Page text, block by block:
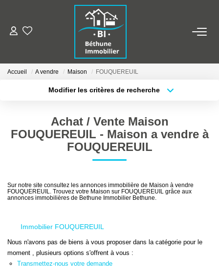
ALERTE MAILS
Qui Sommes Nous
Nos Contacts
Nos Actualités
NOS BIENS
Investisseurs
Accueil A vendre Maison FOUQUEREUIL
Modifier les critères de recherche
Sélectionnez...
Surface min
Achat / Vente Maison
FOUQUEREUIL - Maison a vendre à
FOUQUEREUIL
Sur notre site consultez les annonces immobilière de Maison à vendre
FOUQUEREUIL. Trouvez votre Maison sur FOUQUEREUIL grâce aux
annonces immobilières de Bethune Immobilier Bethune.
Immobilier FOUQUEREUIL
Nous n'avons pas de biens à vous proposer dans la catégorie pour le
moment , plusieurs options s'offrent à vous :
Transmettez-nous votre demande